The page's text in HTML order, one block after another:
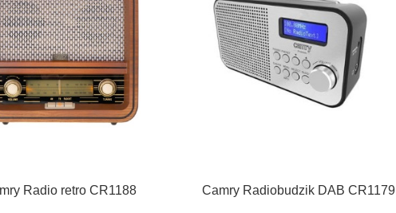
Radio retro CR1188 Camry Radiobudzik DAB CR1179